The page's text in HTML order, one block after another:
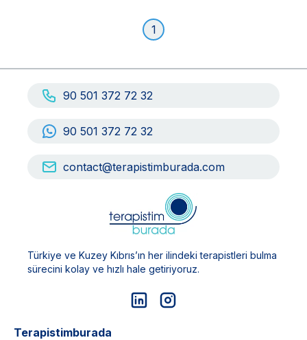
1
90 501 372 72 32
90 501 372 72 32
contact@terapistimburada.com
Türkiye ve Kuzey Kıbrıs’ın her ilindeki terapistleri bulma
sürecini kolay ve hızlı hale getiriyoruz.
Terapistimburada